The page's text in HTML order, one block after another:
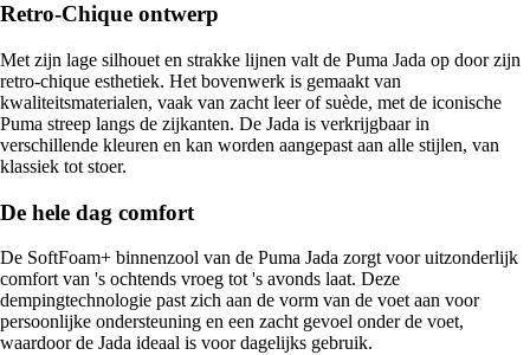
Retro-Chique ontwerp
Met zijn lage silhouet en strakke lijnen valt de Puma Jada op door zijn
retro-chique esthetiek. Het bovenwerk is gemaakt van
kwaliteitsmaterialen, vaak van zacht leer of suède, met de iconische
Puma streep langs de zijkanten. De Jada is verkrijgbaar in
verschillende kleuren en kan worden aangepast aan alle stijlen, van
klassiek tot stoer.
De hele dag comfort
De SoftFoam+ binnenzool van de Puma Jada zorgt voor uitzonderlijk
comfort van 's ochtends vroeg tot 's avonds laat. Deze
dempingtechnologie past zich aan de vorm van de voet aan voor
persoonlijke ondersteuning en een zacht gevoel onder de voet,
waardoor de Jada ideaal is voor dagelijks gebruik.